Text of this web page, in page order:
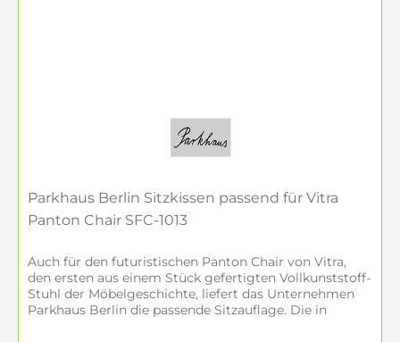
Parkhaus Berlin Sitzkissen passend für Vitra
Panton Chair SFC-1013
Auch für den futuristischen Panton Chair von Vitra,
den ersten aus einem Stück gefertigten Vollkunststoff-
Stuhl der Möbelgeschichte, liefert das Unternehmen
Parkhaus Berlin die passende Sitzauflage. Die in